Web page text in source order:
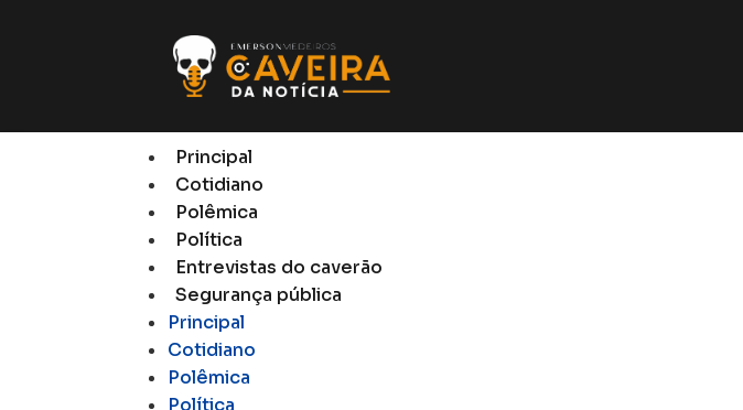
Principal
Cotidiano
Polêmica
Política
Entrevistas do caverão
Segurança pública
Principal
Cotidiano
Polêmica
Política